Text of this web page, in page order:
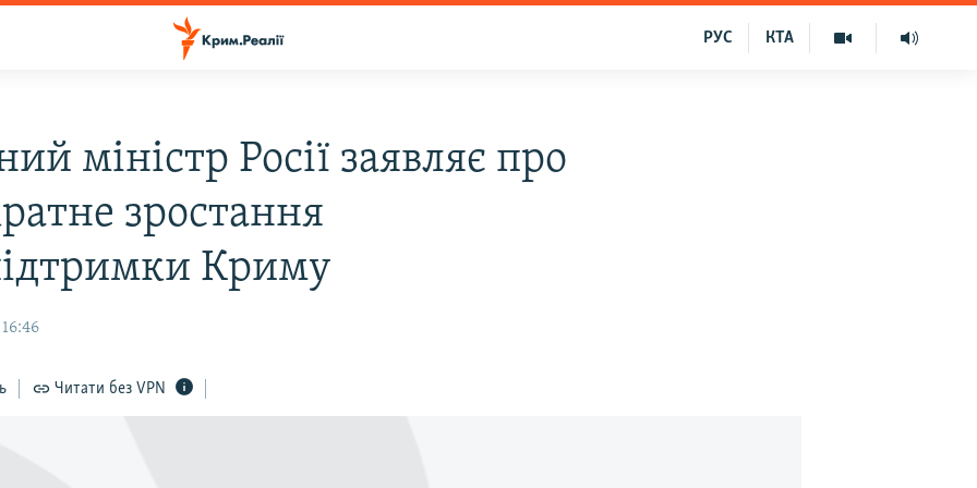
КТА
РУС
міністр Росії заявляє про
зростання
Криму
Читати без VPN